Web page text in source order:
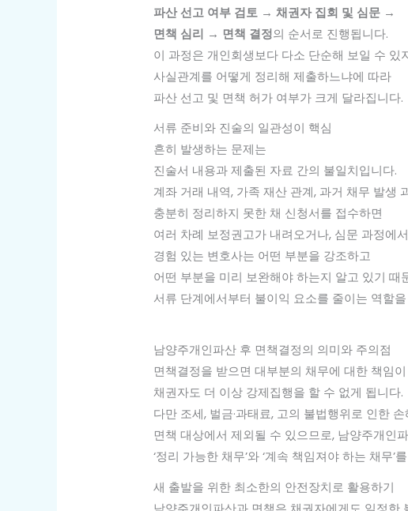
파산 선고 여부 검토 → 채권자 집회 및 심문 →
면책 심리 → 면책 결정의 순서로 진행됩니다.
이 과정은 개인회생보다 다소 단순해 보일 수 있
사실관계를 어떻게 정리해 제출하느냐에 따라
파산 선고 및 면책 허가 여부가 크게 달라집니다.
서류 준비와 진술의 일관성이 핵심
흔히 발생하는 문제는
진술서 내용과 제출된 자료 간의 불일치입니다.
계좌 거래 내역, 가족 재산 관계, 과거 채무 발생
충분히 정리하지 못한 채 신청서를 접수하면
여러 차례 보정권고가 내려오거나, 심문 과정에
경험 있는 변호사는 어떤 부분을 강조하고
어떤 부분을 미리 보완해야 하는지 알고 있기 때
서류 단계에서부터 불이익 요소를 줄이는 역할
남양주개인파산 후 면책결정의 의미와 주의점
면책결정을 받으면 대부분의 채무에 대한 책임
채권자도 더 이상 강제집행을 할 수 없게 됩니다.
다만 조세, 벌금·과태료, 고의 불법행위로 인한
면책 대상에서 제외될 수 있으므로, 남양주개인
‘정리 가능한 채무’와 ‘계속 책임져야 하는 채무’
새 출발을 위한 최소한의 안전장치로 활용하기